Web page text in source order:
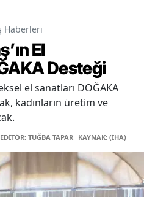
Haberleri
El
Desteği
el sanatları DOĞAKA
kadınların üretim ve
EDİTÖR: TUĞBA TAPAR KAYNAK: (İHA)